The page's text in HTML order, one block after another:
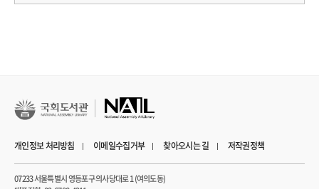
개인정보 처리방침 이메일수집거부 찾아오시는 길 저작권정책
07233 서울특별시 영등포구 의사당대로 1 (여의도동)